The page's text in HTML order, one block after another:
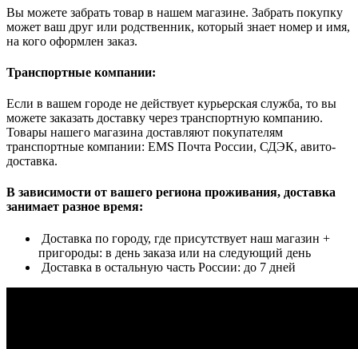
Вы можете забрать товар в нашем магазине. Забрать покупку
может ваш друг или родственник, который знает номер и имя,
на кого оформлен заказ.
Транспортные компании:
Если в вашем городе не действует курьерская служба, то вы
можете заказать доставку через транспортную компанию.
Товары нашего магазина доставляют покупателям
транспортные компании: EMS Почта России, СДЭК, авито-
доставка.
В зависимости от вашего региона проживания, доставка
занимает разное время:
Доставка по городу, где присутствует наш магазин +
пригороды: в день заказа или на следующий день
Доставка в остальную часть России: до 7 дней